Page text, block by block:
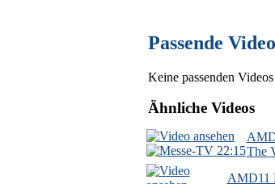
Passende
Keine passenden Videos
Ähnliche Videos
22:15The
AMD11